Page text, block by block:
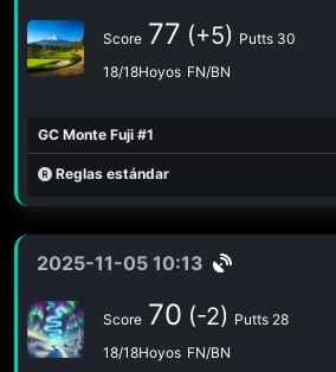
Score 77 (+5) Putts 30
18/18Hoyos FN/BN
GC Monte Fuji #1
Reglas estándar
2025-11-05 10:13
Score 70 (-2) Putts 28
18/18Hoyos FN/BN